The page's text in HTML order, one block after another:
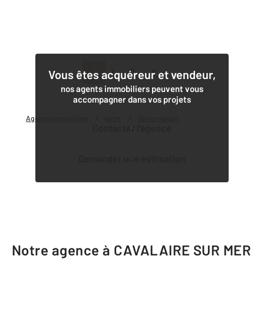
Agence immobilière
Vous êtes acquéreur et vendeur,
nos agents immobiliers peuvent vous
accompagner dans vos projets
Contacter l'agence
Demander une estimation
1 2 3 4
Notre agence à CAVALAIRE SUR MER